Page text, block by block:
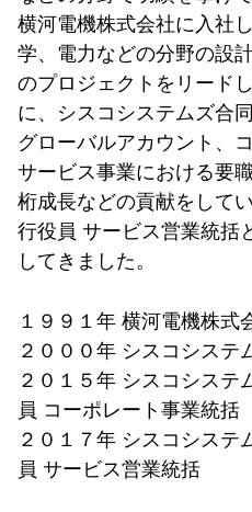
横河電機株式会社に入社
学、電力などの分野の設
のプロジェクトをリード
に、シスコシステムズ合
グローバルアカウント、
サービス事業における要
桁成長などの貢献をして
行役員 サービス営業統括
してきました。
１９９１年 横河電機株式
２０００年 シスコシステ
２０１５年 シスコシステ
員 コーポレート事業統括
２０１７年 シスコシステ
員 サービス営業統括